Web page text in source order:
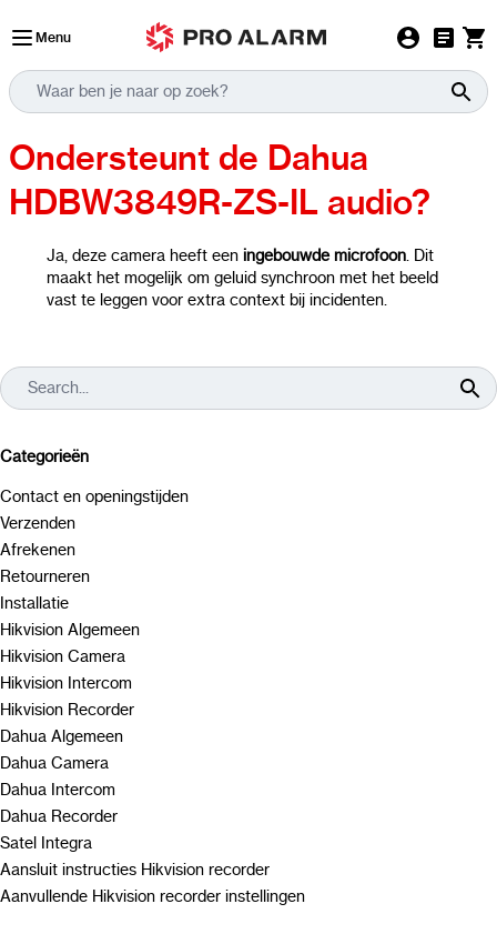
Menu
Ondersteunt de Dahua
HDBW3849R-ZS-IL audio?
Ja, deze camera heeft een ingebouwde microfoon. Dit
maakt het mogelijk om geluid synchroon met het beeld
vast te leggen voor extra context bij incidenten.
Categorieën
Contact en openingstijden
Verzenden
Afrekenen
Retourneren
Installatie
Hikvision Algemeen
Hikvision Camera
Hikvision Intercom
Hikvision Recorder
Dahua Algemeen
Dahua Camera
Dahua Intercom
Dahua Recorder
Satel Integra
Aansluit instructies Hikvision recorder
Aanvullende Hikvision recorder instellingen